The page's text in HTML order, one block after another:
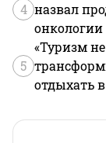
4 назвал
онкологии
5
«Туризм
отдыхать